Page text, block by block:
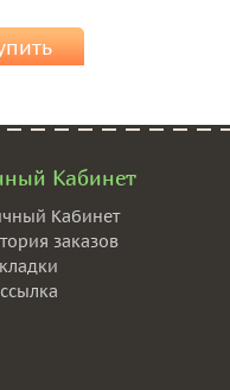
Кабинет
Кабинет
заказов